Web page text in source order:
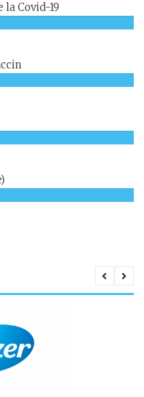
la Covid-19